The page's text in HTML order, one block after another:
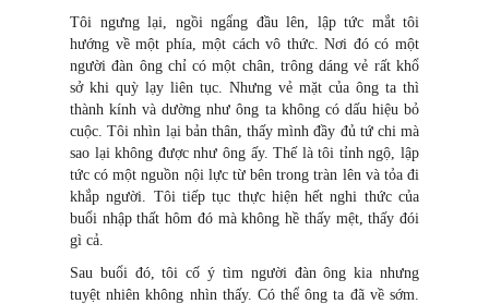
Tôi ngưng lại, ngồi ngẩng đầu lên, lập tức mắt tôi
hướng về một phía, một cách vô thức. Nơi đó có một
người đàn ông chỉ có một chân, trông dáng vẻ rất khổ
sở khi quỳ lạy liên tục. Nhưng vẻ mặt của ông ta thì
thành kính và dường như ông ta không có dấu hiệu bỏ
cuộc. Tôi nhìn lại bản thân, thấy mình đầy đủ tứ chi mà
sao lại không được như ông ấy. Thế là tôi tỉnh ngộ, lập
tức có một nguồn nội lực từ bên trong tràn lên và tỏa đi
khắp người. Tôi tiếp tục thực hiện hết nghi thức của
buổi nhập thất hôm đó mà không hề thấy mệt, thấy đói
gì cả.
Sau buổi đó, tôi cố ý tìm người đàn ông kia nhưng
tuyệt nhiên không nhìn thấy. Có thể ông ta đã về sớm.